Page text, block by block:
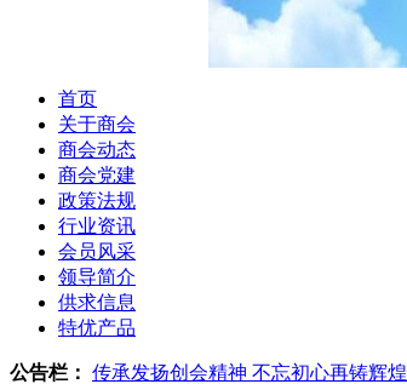
首页
关于商会
商会动态
商会党建
政策法规
行业资讯
会员风采
领导简介
供求信息
特优产品
公告栏： 传承发扬创会精神 不忘初心再铸辉煌